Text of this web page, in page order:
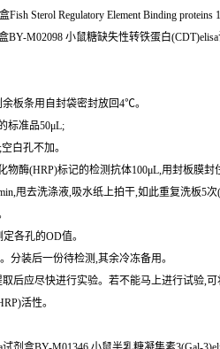
Sterol Regulatory Element Binding proteins
BY-M02098 小鼠糖缺失性转铁蛋白
板条用自封袋密封放回4℃。
标准品50μL;
白孔不加。
酶(HRP)标记的检测抗体100μL,用封板膜封
甩去洗涤液,吸水纸上拍干,如此重复洗板5次
各孔的OD值。
分装后一份待检测,其余冷冻备用。
后应尽快进行实验。若不能马上进行试验,
活性。